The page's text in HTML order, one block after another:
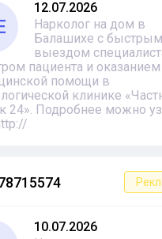
12.07.2026
Нарколог на дом в
Балашихе с быстрым
выездом
пациента и оказанием
помощи в
клинике
24». Подробнее можно
10.07.2026